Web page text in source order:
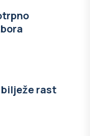
bilježe rast